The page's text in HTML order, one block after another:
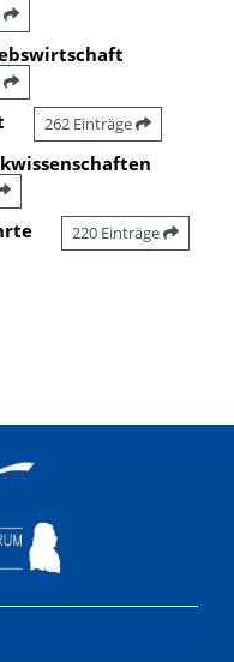
262 Einträge
220 Einträge